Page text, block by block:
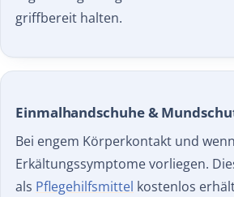
griffbereit halten.
Einmalhandschuhe &
Bei engem Körperkontakt und wenn
Erkältungssymptome vorliegen.
als Pflegehilfsmittel kostenlos